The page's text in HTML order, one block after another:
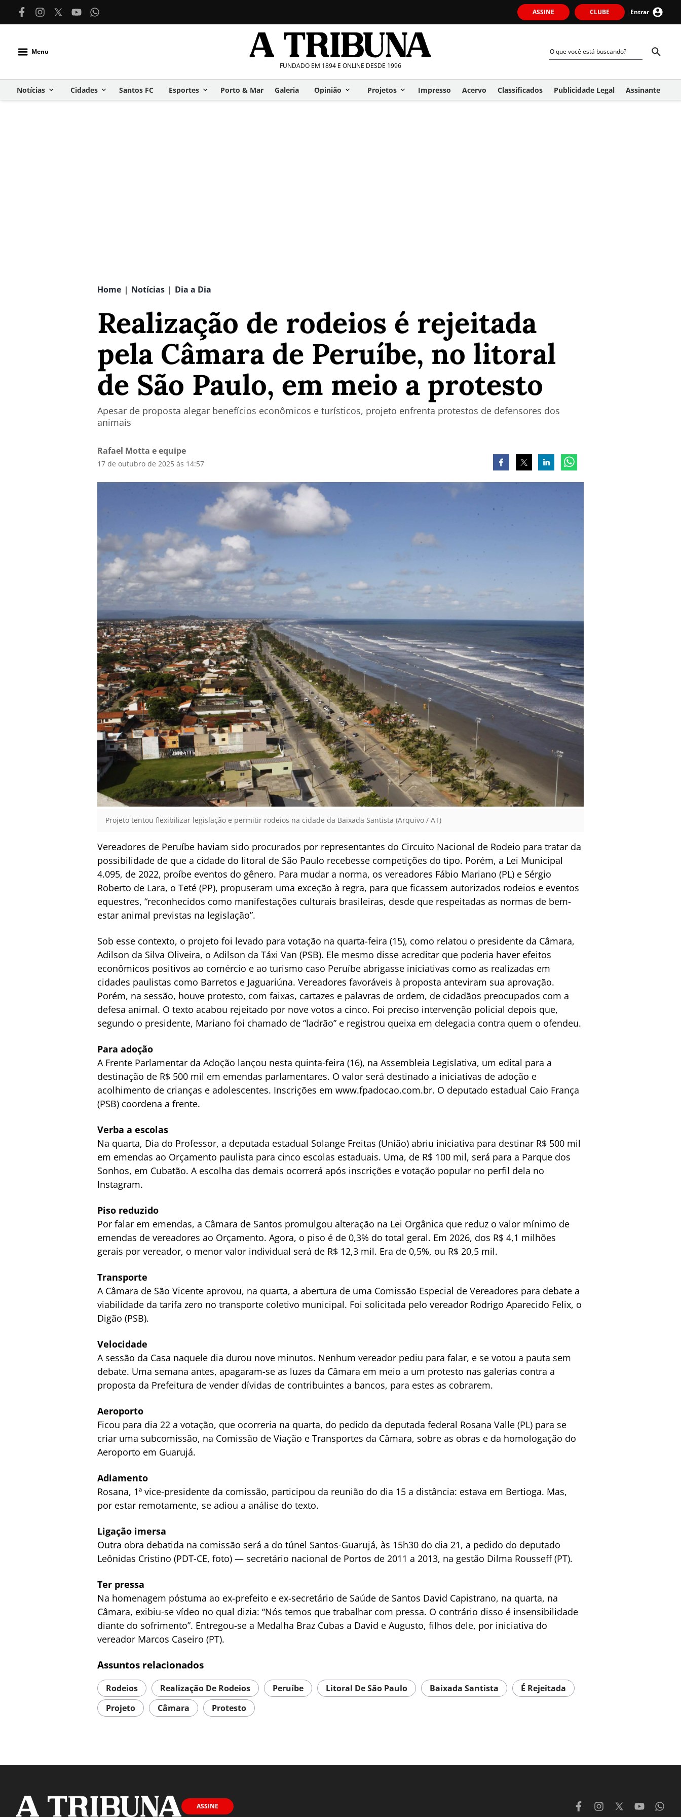
ASSINE CLUBE Entrar
Menu
FUNDADO EM 1894 E ONLINE DESDE 1996
Notícias Cidades Santos FC Esportes Porto & Mar Galeria Opinião Projetos Impresso Acervo Classificados Publicidade Legal Assinante
Home | Notícias | Dia a Dia
Realização de rodeios é rejeitada
pela Câmara de Peruíbe, no litoral
de São Paulo, em meio a protesto
Apesar de proposta alegar benefícios econômicos e turísticos, projeto enfrenta protestos de defensores dos
animais
Rafael Motta e equipe
17 de outubro de 2025 às 14:57
Projeto tentou flexibilizar legislação e permitir rodeios na cidade da Baixada Santista (Arquivo / AT)
Vereadores de Peruíbe haviam sido procurados por representantes do Circuito Nacional de Rodeio para tratar da
possibilidade de que a cidade do litoral de São Paulo recebesse competições do tipo. Porém, a Lei Municipal
4.095, de 2022, proíbe eventos do gênero. Para mudar a norma, os vereadores Fábio Mariano (PL) e Sérgio
Roberto de Lara, o Teté (PP), propuseram uma exceção à regra, para que ficassem autorizados rodeios e eventos
equestres, “reconhecidos como manifestações culturais brasileiras, desde que respeitadas as normas de bem-
estar animal previstas na legislação”.
Sob esse contexto, o projeto foi levado para votação na quarta-feira (15), como relatou o presidente da Câmara,
Adilson da Silva Oliveira, o Adilson da Táxi Van (PSB). Ele mesmo disse acreditar que poderia haver efeitos
econômicos positivos ao comércio e ao turismo caso Peruíbe abrigasse iniciativas como as realizadas em
cidades paulistas como Barretos e Jaguariúna. Vereadores favoráveis à proposta anteviram sua aprovação.
Porém, na sessão, houve protesto, com faixas, cartazes e palavras de ordem, de cidadãos preocupados com a
defesa animal. O texto acabou rejeitado por nove votos a cinco. Foi preciso intervenção policial depois que,
segundo o presidente, Mariano foi chamado de “ladrão” e registrou queixa em delegacia contra quem o ofendeu.
Para adoção
A Frente Parlamentar da Adoção lançou nesta quinta-feira (16), na Assembleia Legislativa, um edital para a
destinação de R$ 500 mil em emendas parlamentares. O valor será destinado a iniciativas de adoção e
acolhimento de crianças e adolescentes. Inscrições em www.fpadocao.com.br. O deputado estadual Caio França
(PSB) coordena a frente.
Verba a escolas
Na quarta, Dia do Professor, a deputada estadual Solange Freitas (União) abriu iniciativa para destinar R$ 500 mil
em emendas ao Orçamento paulista para cinco escolas estaduais. Uma, de R$ 100 mil, será para a Parque dos
Sonhos, em Cubatão. A escolha das demais ocorrerá após inscrições e votação popular no perfil dela no
Instagram.
Piso reduzido
Por falar em emendas, a Câmara de Santos promulgou alteração na Lei Orgânica que reduz o valor mínimo de
emendas de vereadores ao Orçamento. Agora, o piso é de 0,3% do total geral. Em 2026, dos R$ 4,1 milhões
gerais por vereador, o menor valor individual será de R$ 12,3 mil. Era de 0,5%, ou R$ 20,5 mil.
Transporte
A Câmara de São Vicente aprovou, na quarta, a abertura de uma Comissão Especial de Vereadores para debate a
viabilidade da tarifa zero no transporte coletivo municipal. Foi solicitada pelo vereador Rodrigo Aparecido Felix, o
Digão (PSB).
Velocidade
A sessão da Casa naquele dia durou nove minutos. Nenhum vereador pediu para falar, e se votou a pauta sem
debate. Uma semana antes, apagaram-se as luzes da Câmara em meio a um protesto nas galerias contra a
proposta da Prefeitura de vender dívidas de contribuintes a bancos, para estes as cobrarem.
Aeroporto
Ficou para dia 22 a votação, que ocorreria na quarta, do pedido da deputada federal Rosana Valle (PL) para se
criar uma subcomissão, na Comissão de Viação e Transportes da Câmara, sobre as obras e da homologação do
Aeroporto em Guarujá.
Adiamento
Rosana, 1ª vice-presidente da comissão, participou da reunião do dia 15 a distância: estava em Bertioga. Mas,
por estar remotamente, se adiou a análise do texto.
Ligação imersa
Outra obra debatida na comissão será a do túnel Santos-Guarujá, às 15h30 do dia 21, a pedido do deputado
Leônidas Cristino (PDT-CE, foto) — secretário nacional de Portos de 2011 a 2013, na gestão Dilma Rousseff (PT).
Ter pressa
Na homenagem póstuma ao ex-prefeito e ex-secretário de Saúde de Santos David Capistrano, na quarta, na
Câmara, exibiu-se vídeo no qual dizia: “Nós temos que trabalhar com pressa. O contrário disso é insensibilidade
diante do sofrimento”. Entregou-se a Medalha Braz Cubas a David e Augusto, filhos dele, por iniciativa do
vereador Marcos Caseiro (PT).
Assuntos relacionados
Rodeios Realização De Rodeios Peruíbe Litoral De São Paulo Baixada Santista
É Rejeitada
Projeto
Câmara Protesto
ASSINE